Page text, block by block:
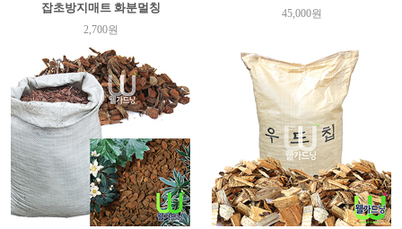
잡초방지매트 화분멀칭
2,700원
45,000원